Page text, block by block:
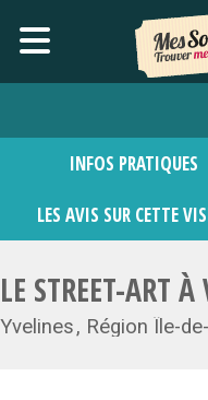
INFOS PRATIQUES
LES AVIS SUR CETTE
LE STREET-ART À
Yvelines Région Île-